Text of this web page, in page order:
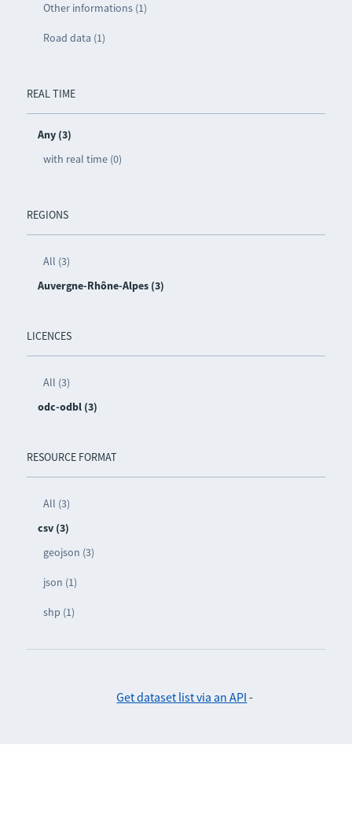
Other informations (1)
Road data (1)
REAL TIME
Any (3)
with real time (0)
REGIONS
All (3)
Auvergne-Rhône-Alpes (3)
LICENCES
All (3)
odc-odbl (3)
RESOURCE FORMAT
All (3)
csv (3)
geojson (3)
json (1)
shp (1)
Get dataset list via an API -